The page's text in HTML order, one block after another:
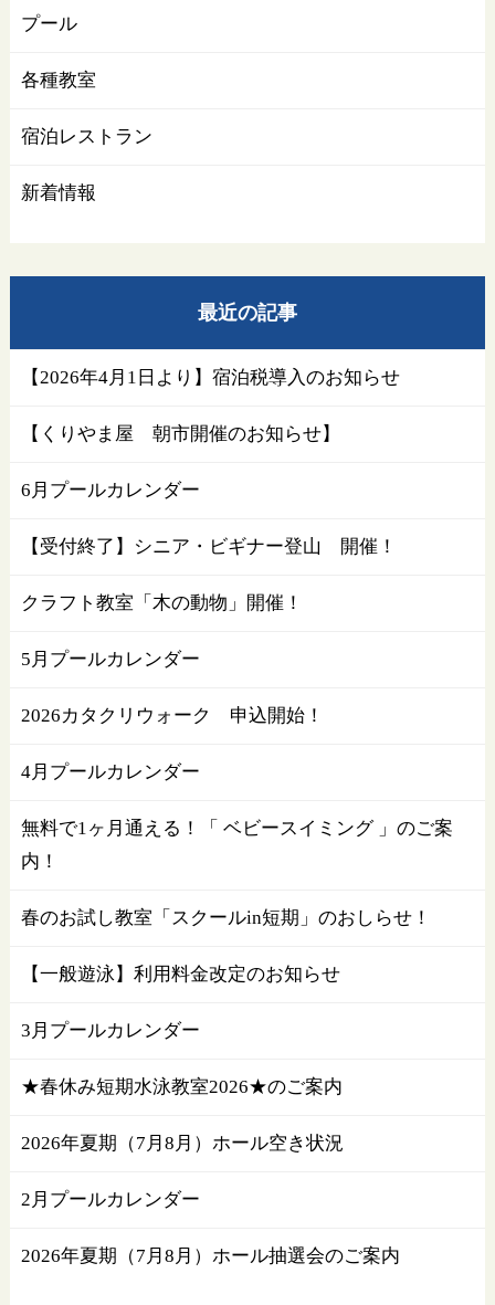
プール
各種教室
宿泊レストラン
新着情報
最近の記事
【2026年4月1日より】宿泊税導入のお知らせ
【くりやま屋 朝市開催のお知らせ】
6月プールカレンダー
【受付終了】シニア・ビギナー登山 開催！
クラフト教室「木の動物」開催！
5月プールカレンダー
2026カタクリウォーク 申込開始！
4月プールカレンダー
無料で1ヶ月通える！「 ベビースイミング 」のご案
内！
春のお試し教室「スクールin短期」のおしらせ！
【一般遊泳】利用料金改定のお知らせ
3月プールカレンダー
★春休み短期水泳教室2026★のご案内
2026年夏期（7月8月）ホール空き状況
2月プールカレンダー
2026年夏期（7月8月）ホール抽選会のご案内